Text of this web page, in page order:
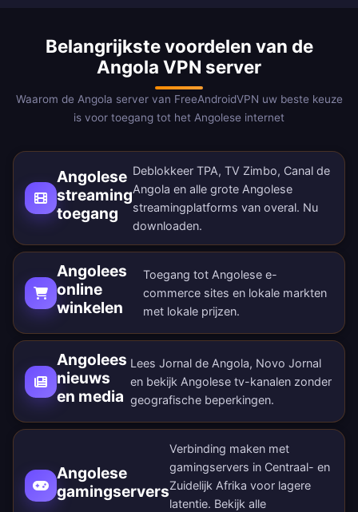
Belangrijkste voordelen van de
Angola VPN server
Waarom de Angola server van FreeAndroidVPN uw beste keuze
is voor toegang tot het Angolese internet
Angolese
streaming
toegang
Deblokkeer TPA, TV Zimbo, Canal de
Angola en alle grote Angolese
streamingplatforms van overal. Nu
downloaden.
Angolees
online
winkelen
Toegang tot Angolese e-
commerce sites en lokale markten
met lokale prijzen.
Angolees
nieuws
en media
Lees Jornal de Angola, Novo Jornal
en bekijk Angolese tv-kanalen zonder
geografische beperkingen.
Angolese
gamingservers
Verbinding maken met
gamingservers in Centraal- en
Zuidelijk Afrika voor lagere
latentie. Bekijk alle